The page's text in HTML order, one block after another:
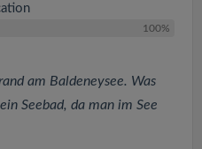
100%
am Baldeneysee. Was
Seebad, da man im See